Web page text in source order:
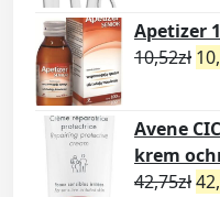
Apetizer
10,52zł
Avene
krem
42,75zł